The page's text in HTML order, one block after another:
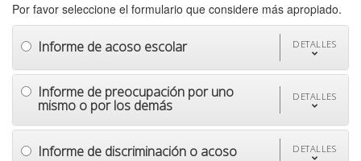
Por favor seleccione el formulario que considere más apropiado.
Informe de acoso escolar DETALLES
Informe de preocupación por uno
mismo o por los demás
DETALLES
Informe de discriminación o acoso DETALLES